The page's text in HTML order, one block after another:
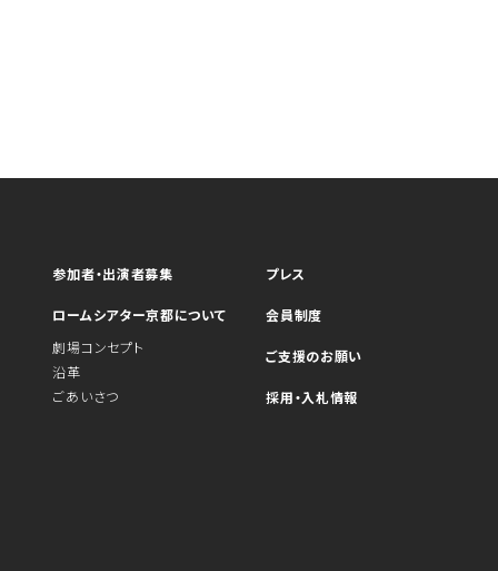
参加者・出演者募集
ロームシアター京都について
劇場コンセプト
沿革
ごあいさつ
プレス
会員制度
ご支援のお願い
採用・入札情報